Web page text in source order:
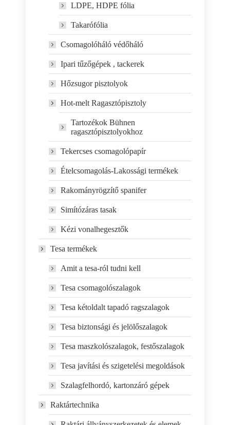
LDPE, HDPE fólia
Takarófólia
Csomagolóháló védőháló
Ipari tűzőgépek , tackerek
Hőzsugor pisztolyok
Hot-melt Ragasztópisztoly
Tartozékok Bühnen
ragasztópisztolyokhoz
Tekercses csomagolópapír
Ételcsomagolás-Lakossági termékek
Rakományrögzítő spanifer
Simítózáras tasak
Kézi vonalhegesztők
Tesa termékek
Amit a tesa-ról tudni kell
Tesa csomagolószalagok
Tesa kétoldalt tapadó ragszalagok
Tesa biztonsági és jelölőszalagok
Tesa maszkolószalagok, festőszalagok
Tesa javítási és szigetelési megoldások
Szalagfelhordó, kartonzáró gépek
Raktártechnika